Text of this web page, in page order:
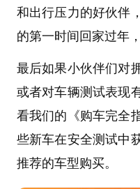
和出行压力的好伙伴
的第一时间回家过年
最后如果小伙伴们对
或者对车辆测试表现
看我们的《购车完全
些新车在安全测试中
推荐的车型购买。